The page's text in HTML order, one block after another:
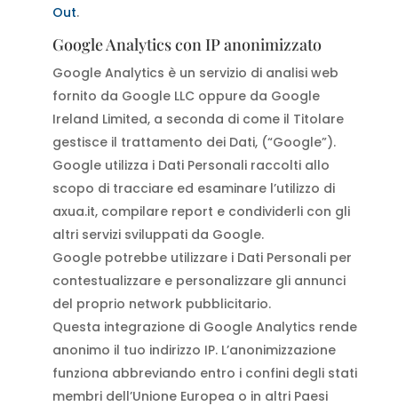
Out.
Google Analytics con IP anonimizzato
Google Analytics è un servizio di analisi web
fornito da Google LLC oppure da Google
Ireland Limited, a seconda di come il Titolare
gestisce il trattamento dei Dati, (“Google”).
Google utilizza i Dati Personali raccolti allo
scopo di tracciare ed esaminare l’utilizzo di
axua.it, compilare report e condividerli con gli
altri servizi sviluppati da Google.
Google potrebbe utilizzare i Dati Personali per
contestualizzare e personalizzare gli annunci
del proprio network pubblicitario.
Questa integrazione di Google Analytics rende
anonimo il tuo indirizzo IP. L’anonimizzazione
funziona abbreviando entro i confini degli stati
membri dell’Unione Europea o in altri Paesi